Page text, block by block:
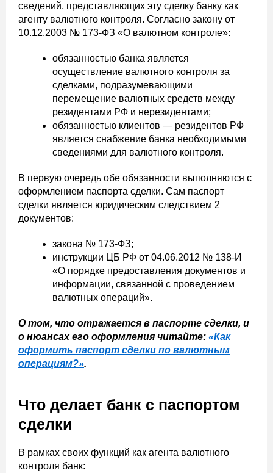
сведений, представляющих эту сделку банку как
агенту валютного контроля. Согласно закону от
10.12.2003 № 173-ФЗ «О валютном контроле»:
обязанностью банка является
осуществление валютного контроля за
сделками, подразумевающими
перемещение валютных средств между
резидентами РФ и нерезидентами;
обязанностью клиентов — резидентов РФ
является снабжение банка необходимыми
сведениями для валютного контроля.
В первую очередь обе обязанности выполняются с
оформлением паспорта сделки. Сам паспорт
сделки является юридическим следствием 2
документов:
закона № 173-ФЗ;
инструкции ЦБ РФ от 04.06.2012 № 138-И
«О порядке предоставления документов и
информации, связанной с проведением
валютных операций».
О том, что отражается в паспорте сделки, и
о нюансах его оформления читайте: «Как
оформить паспорт сделки по валютным
операциям?».
Что делает банк с паспортом
сделки
В рамках своих функций как агента валютного
контроля банк: